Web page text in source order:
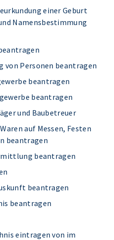
einer Geburt
Namensbestimmung
von Personen beantragen
beantragen
beantragen
und Baubetreuer
auf Messen, Festen
beantragen
beantragen
beantragen
beantragen
eintragen von im